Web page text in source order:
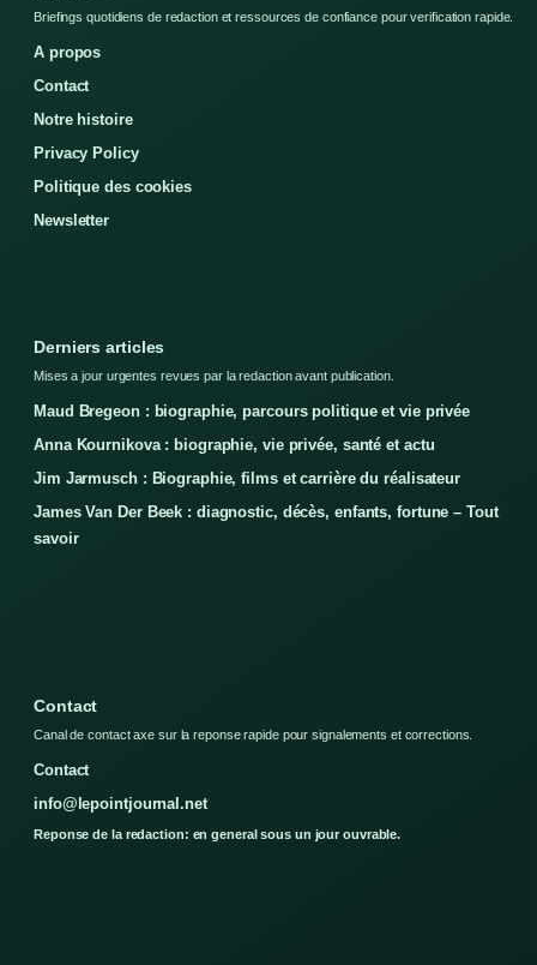
Briefings quotidiens de redaction et ressources de confiance pour verification rapide.
A propos
Contact
Notre histoire
Privacy Policy
Politique des cookies
Newsletter
Derniers articles
Mises a jour urgentes revues par la redaction avant publication.
Maud Bregeon : biographie, parcours politique et vie privée
Anna Kournikova : biographie, vie privée, santé et actu
Jim Jarmusch : Biographie, films et carrière du réalisateur
James Van Der Beek : diagnostic, décès, enfants, fortune – Tout
savoir
Contact
Canal de contact axe sur la reponse rapide pour signalements et corrections.
Contact
info@lepointjournal.net
Reponse de la redaction: en general sous un jour ouvrable.